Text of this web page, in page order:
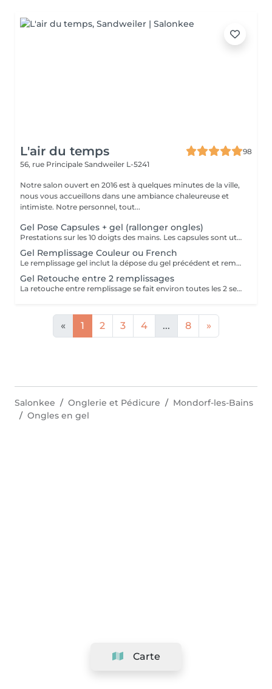
L'air du temps
98
56, rue Principale Sandweiler L-5241
Notre salon ouvert en 2016 est à quelques minutes de la ville,
nous vous accueillons dans une ambiance chaleureuse et
intimiste. Notre personnel, tout...
Gel Pose Capsules + gel (rallonger ongles)
Prestations sur les 10 doigts des mains. Les capsules sont utilisées quand on souhaite rallonger ses ongles. Nous travaillons avec la marque prestigieuse Alessandro (Germany) pour la base en gel. .
Gel Remplissage Couleur ou French
Le remplissage gel inclut la dépose du gel précédent et remplir à nouveau avec du gel. Le remplissage se fait entre 3-4 semaines approx. Au delà le coût peut être plus élevé en fonction du temps supplémentaire Nous travaillons avec la marque prestigieuse Alessandro (Germany) pour la base en gel
Gel Retouche entre 2 remplissages
La retouche entre remplissage se fait environ toutes les 2 semaines. Un entretien téléphonique est nécessaire pour bien évaluer cette prestation, qui n'est pas à confondre avec un remplissage.
« 1 2 3 4 ... 8 »
Carte
Salonkee Onglerie et Pédicure
Mondorf-les-Bains
Ongles en gel